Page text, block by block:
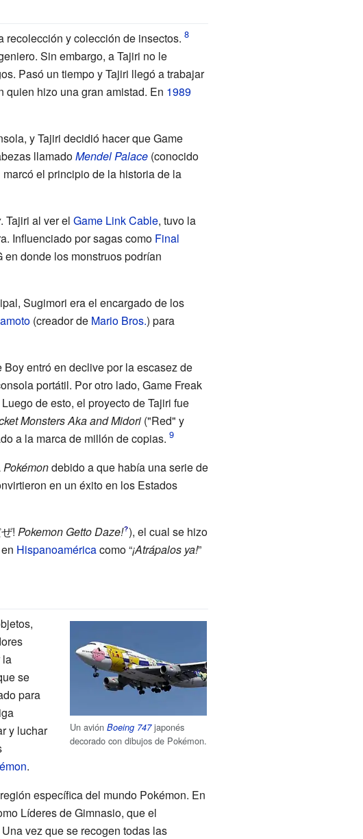
recolección y colección de insectos.
Sin embargo, a Tajiri no le
Pasó un tiempo y Tajiri llegó a trabajar
quien hizo una gran amistad. En 1989
y Tajiri decidió hacer que Game
llamadoMendel Palace(conocido
el principio de la historia de la
. Tajiri al ver el Game Link Cable, tuvo la
Influenciado por sagas como Final
donde los monstruos podrían
Sugimori era el encargado de los
(creador de Mario Bros.) para
entró en declive por la escasez de
portátil. Por otro lado, Game Freak
de esto, el proyecto de Tajiri fue
Monsters Aka and Midori("Red" y
a la marca de millón de copias.
Pokémondebido a que había una serie de
en un éxito en los Estados
! Pokemon Getto Daze!?), el cual se hizo
Hispanoaméricacomo “¡Atrápalos ya!”
Un aviónBoeing 747japonés
decorado con dibujos de Pokémon.
la
se
para
y luchar
.
específica del mundo Pokémon. En
Líderes de Gimnasio, que el
vez que se recogen todas las